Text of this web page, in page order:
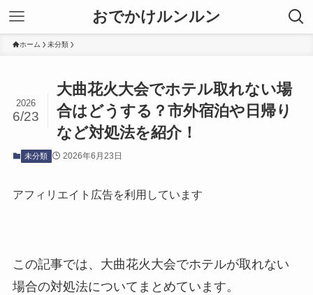
おでかけルンルン
ホーム 未分類
大曲花火大会でホテル取れない場
合はどうする？市外宿泊や日帰り
など対処法を紹介！
2026
6/23
未分類 2026年6月23日
アフィリエイト広告を利用しています
この記事では、大曲花火大会でホテルが取れない
場合の対処法についてまとめています。